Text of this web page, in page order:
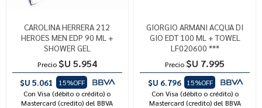
CAROLINA HERRERA 212
HEROES MEN EDP 90 ML +
SHOWER GEL
Precio $U 5.954
$U 5.061
15%OFF
Con Visa (débito o crédito) o
Mastercard (credito) del BBVA
GIORGIO ARMANI ACQUA DI
GIO EDT 100 ML + TOWEL
LF020600 ***
Precio $U 7.995
$U 6.796
15%OFF
Con Visa (débito o crédito) o
Mastercard (credito) del BBVA